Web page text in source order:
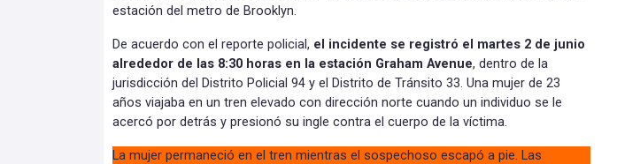
estación del metro de Brooklyn.
De acuerdo con el reporte policial, el incidente se registró el martes 2 de junio
alrededor de las 8:30 horas en la estación Graham Avenue, dentro de la
jurisdicción del Distrito Policial 94 y el Distrito de Tránsito 33. Una mujer de 23
años viajaba en un tren elevado con dirección norte cuando un individuo se le
acercó por detrás y presionó su ingle contra el cuerpo de la víctima.
La mujer permaneció en el tren mientras el sospechoso escapó a pie. Las